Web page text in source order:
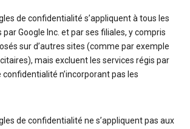
de confidentialité s’appliquent à tous les
Google Inc. et par ses filiales, y compris
sur d’autres sites (comme par exemple
mais excluent les services régis par
confidentialité n’incorporant pas les
de confidentialité ne s’appliquent pas aux